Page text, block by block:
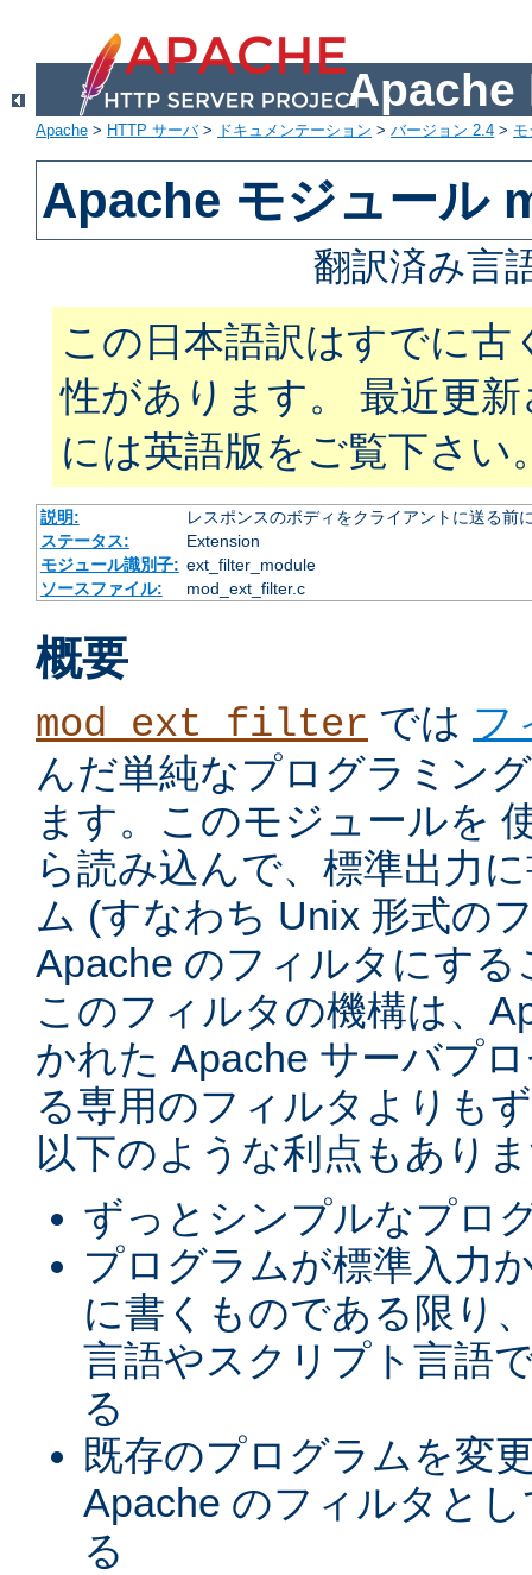
Apache
Apache > HTTP サーバ> ドキュメンテーション > バージョン 2.4 >
Apache モジュール
翻訳済み言
この日本語訳はすでに古
性があります。 最近更
には英語版をご覧下さい
説明:
レスポンスのボディをクライアントに送る前
ステータス:
Extension
モジュール識別子: ext_filter_module
ソースファイル:
mod_ext_filter.c
概要
mod_ext_filter では フ
んだ単純なプログラミン
ます。このモジュールを
ら読み込んで、標準出力
ム (すなわち Unix 形式の
Apache のフィルタにす
このフィルタの機構は、
かれた Apache サーバプ
る専用のフィルタよりも
以下のような利点もあり
ずっとシンプルなプロ
プログラムが標準入力
に書くものである限り
言語やスクリプト言語
る
既存のプログラムを変
Apache のフィルタと
る